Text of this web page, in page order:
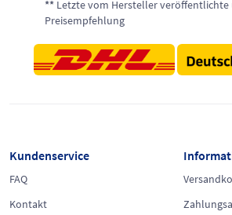
** Letzte vom Hersteller
Preisempfehlung
Kundenservice
FAQ
Kontakt